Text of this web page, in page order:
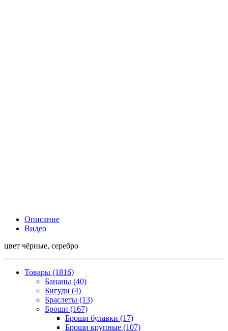
Описание
Видео
цвет чёрные, серебро
Товары (1816)
Бананы (40)
Бигуди (4)
Браслеты (13)
Броши (167)
Броши булавки (17)
Броши крупные (107)